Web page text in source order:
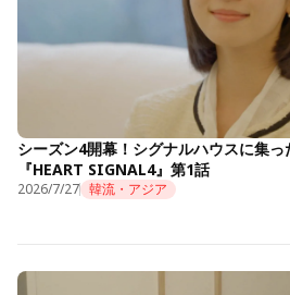
シーズン4開幕！シグナルハウスに集っ
『HEART SIGNAL4』第1話
2026/7/27 韓流・アジア